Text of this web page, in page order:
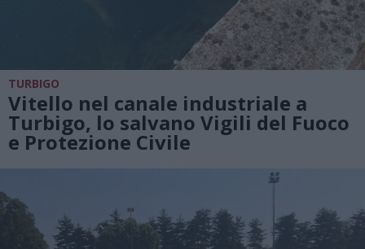
TURBIGO
Vitello nel canale industriale a
Turbigo, lo salvano Vigili del Fuoco
e Protezione Civile